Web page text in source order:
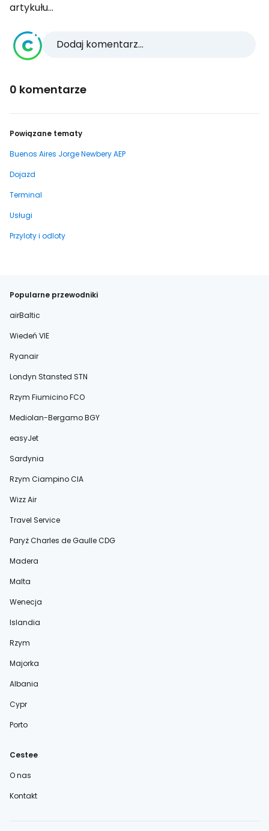
artykułu...
Dodaj komentarz...
0 komentarze
Powiązane tematy
Buenos Aires Jorge Newbery AEP
Dojazd
Terminal
Usługi
Przyloty i odloty
Popularne przewodniki
airBaltic
Wiedeń VIE
Ryanair
Londyn Stansted STN
Rzym Fiumicino FCO
Mediolan-Bergamo BGY
easyJet
Sardynia
Rzym Ciampino CIA
Wizz Air
Travel Service
Paryż Charles de Gaulle CDG
Madera
Malta
Wenecja
Islandia
Rzym
Majorka
Albania
Cypr
Porto
Cestee
O nas
Kontakt